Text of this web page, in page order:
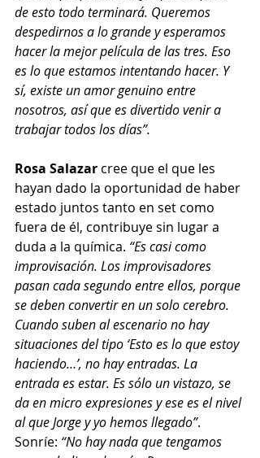
de esto todo terminará. Queremos
despedirnos a lo grande y esperamos
hacer la mejor película de las tres. Eso
es lo que estamos intentando hacer. Y
sí, existe un amor genuino entre
nosotros, así que es divertido venir a
trabajar todos los días”.
Rosa Salazar cree que el que les
hayan dado la oportunidad de haber
estado juntos tanto en set como
fuera de él, contribuye sin lugar a
duda a la química. “Es casi como
improvisación. Los improvisadores
pasan cada segundo entre ellos, porque
se deben convertir en un solo cerebro.
Cuando suben al escenario no hay
situaciones del tipo ‘Esto es lo que estoy
haciendo…’, no hay entradas. La
entrada es estar. Es sólo un vistazo, se
da en micro expresiones y ese es el nivel
al que Jorge y yo hemos llegado”.
Sonríe: “No hay nada que tengamos